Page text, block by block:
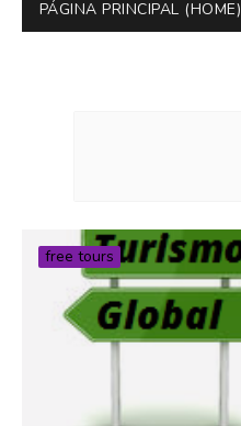
PÁGINA PRINCIPAL (HOME)
free tours